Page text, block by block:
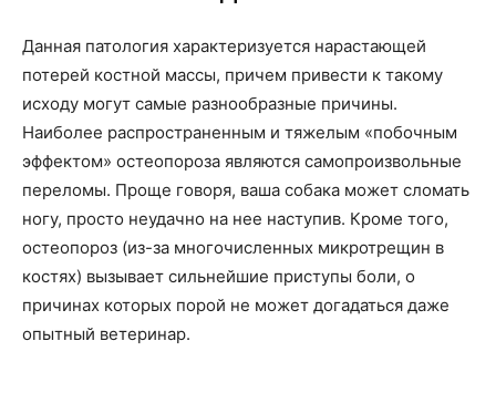
Данная патология характеризуется нарастающей
потерей костной массы, причем привести к такому
исходу могут самые разнообразные причины.
Наиболее распространенным и тяжелым «побочным
эффектом» остеопороза являются самопроизвольные
переломы. Проще говоря, ваша собака может сломать
ногу, просто неудачно на нее наступив. Кроме того,
остеопороз (из-за многочисленных микротрещин в
костях) вызывает сильнейшие приступы боли, о
причинах которых порой не может догадаться даже
опытный ветеринар.